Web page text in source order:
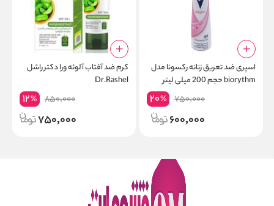
اسپری ضد تعریق زنانه رکسونا مدل
biorythm حجم 200 میلی لیتر
750,000
20%
600,000
کرم ضد آفتاب آلوئه ورا دکتر راشل
Dr.Rashel
850,000
12%
750,000